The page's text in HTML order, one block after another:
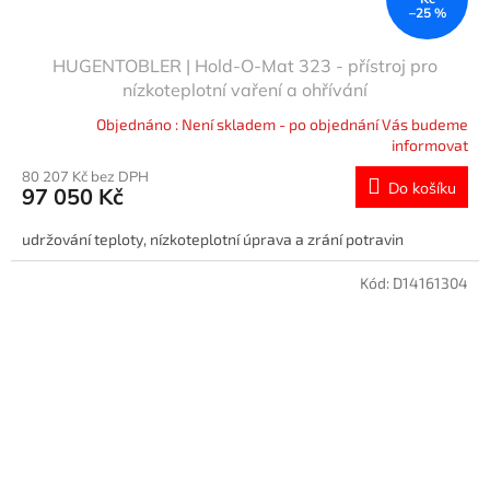
–25 %
HUGENTOBLER | Hold-O-Mat 323 - přístroj pro
nízkoteplotní vaření a ohřívání
Objednáno : Není skladem - po objednání Vás budeme
informovat
80 207 Kč bez DPH
97 050 Kč Do košíku
udržování teploty, nízkoteplotní úprava a zrání potravin
Kód: D14161304